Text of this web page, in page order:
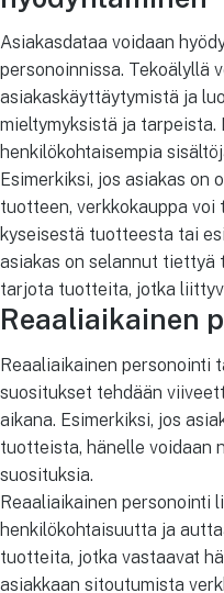
Asiakasdataa voidaan
personoinnissa. Tekoälyllä
asiakaskäyttäytymistä ja
mieltymyksistä ja
henkilökohtaisempia
Esimerkiksi, jos asiakas
tuotteen, verkkokauppa
kyseisestä tuotteesta tai
asiakas on selannut tiettyä
tarjota tuotteita, jotka
Reaaliaikainen
Reaaliaikainen personointi
suositukset tehdään
aikana. Esimerkiksi, jos
tuotteista, hänelle voidaan
suosituksia.
Reaaliaikainen personointi
henkilökohtaisuutta ja
tuotteita, jotka vastaavat
asiakkaan sitoutumista